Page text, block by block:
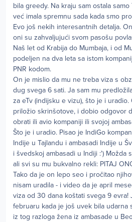
bila greedy. Na kraju sam ostala
već imala spremnu sada kada smo
Evo još nekih interesantnih detalja.
oni su zahvaljujući svom pasošu
Naš let od Krabija do Mumbaja, i od
podeljen na dva leta sa istom
PNR kodom.
On je mislio da mu ne treba viza s
dug svega 6 sati. Ja sam mu
za eTv (indijsku e vizu), što je i
priložio skrinšotove, i dobio odgovor
obrati ili avio kompaniji ili svojoj
Što je i uradio. Pisao je IndiGo
Indije u Tajlandu i ambasadi Indije u
i švedskoj ambasadi u Indiji :') Možda
ali svi su mu bukvalno rekli: PITAJ
Tako da je on lepo seo i pročitao
nisam uradila - i video da je april
viza od 30 dana koštati svega 9 evra!
februaru kada je još uvek bila udarna
iz tog razloga žena iz ambasade u